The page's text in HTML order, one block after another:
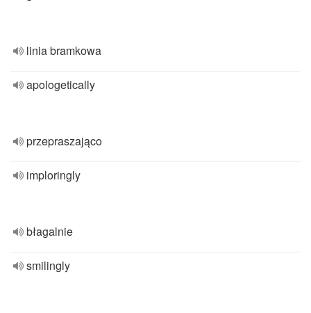
linia bramkowa
apologetically
przepraszająco
imploringly
błagalnie
smilingly